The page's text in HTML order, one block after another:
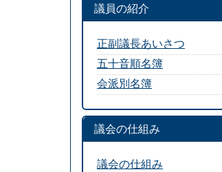
議員の紹介
正副議長あいさつ
五十音順名簿
会派別名簿
議会の仕組み
議会の仕組み